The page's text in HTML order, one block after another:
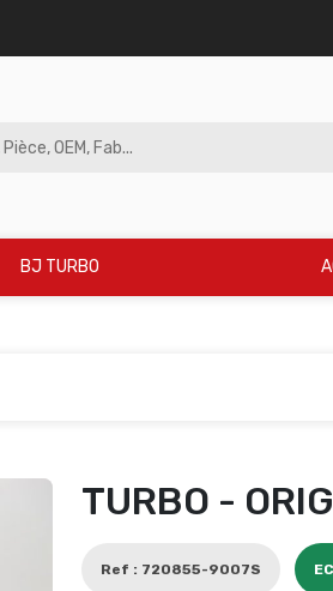
BJ TURBO
TURBO -
Ref : 720855-9007S